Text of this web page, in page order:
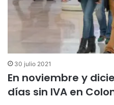
30 julio 2021
En noviembre y
días sin IVA en